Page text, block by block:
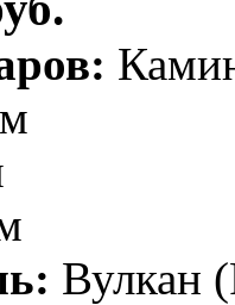
Вулкан